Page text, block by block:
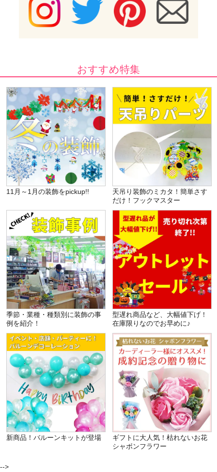
おすすめ特集
11月～1月の装飾をpickup!!
天吊り装飾のミカタ！簡単さす
だけ！フックマスター
季節・業種・種類別に装飾の事
例を紹介！
型遅れ商品など、大幅値下げ！
在庫限りなのでお早めに♪
新商品！バルーンキットが登場
ギフトに大人気！枯れないお花
シャボンフラワー
-->